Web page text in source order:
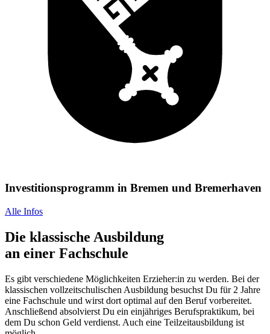
Investitionsprogramm in Bremen und Bremerhaven
Alle Infos
Die klassische Ausbildung
an einer Fachschule
Es gibt verschiedene Möglichkeiten Erzieher:in zu werden. Bei der
klassischen vollzeitschulischen Ausbildung besuchst Du für 2 Jahre
eine Fachschule und wirst dort optimal auf den Beruf vorbereitet.
Anschließend absolvierst Du ein einjähriges Berufspraktikum, bei
dem Du schon Geld verdienst. Auch eine Teilzeitausbildung ist